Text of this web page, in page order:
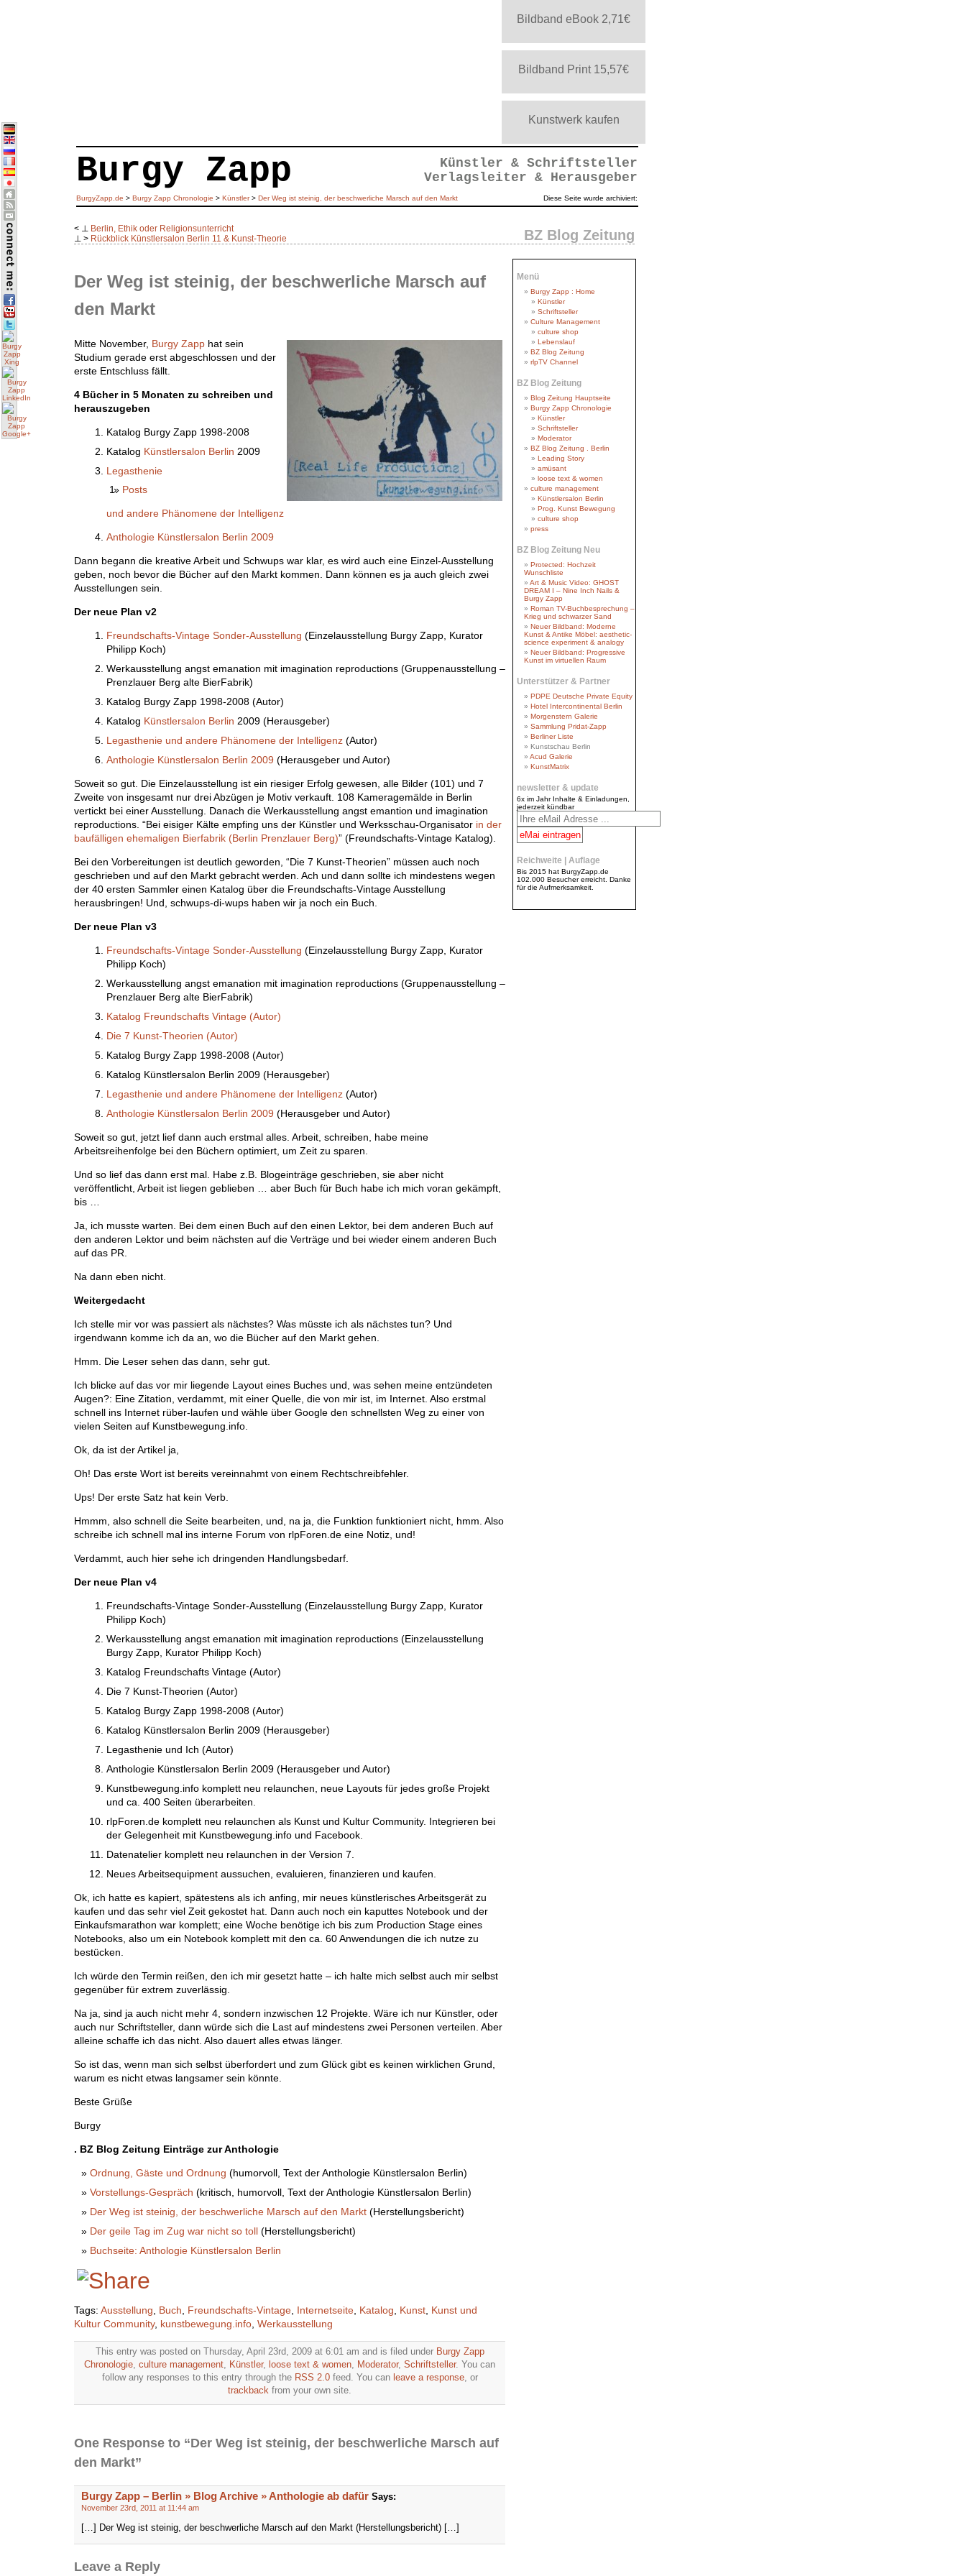
Bildband eBook 2,71€
Bildband Print 15,57€
Kunstwerk kaufen
Burgy Zapp
Künstler & Schriftsteller
Verlagsleiter & Herausgeber
Diese Seite wurde archiviert:
BurgyZapp.de > Burgy Zapp Chronologie > Künstler> Der Weg ist steinig, der beschwerliche Marsch auf den Markt
BZ Blog Zeitung
< ⊥ Berlin, Ethik oder Religionsunterricht
⊥ > Rückblick Künstlersalon Berlin 11 & Kunst-Theorie
Der Weg ist steinig, der beschwerliche Marsch auf
den Markt
Mitte November, Burgy Zapp hat sein
Studium gerade erst abgeschlossen und der
erste Entschluss fällt.
4 Bücher in 5 Monaten zu schreiben und
herauszugeben
Katalog Burgy Zapp 1998-2008
Katalog Künstlersalon Berlin 2009
Legasthenie
Posts
und andere Phänomene der Intelligenz
Anthologie Künstlersalon Berlin 2009
Dann begann die kreative Arbeit und Schwups war klar, es wird auch eine Einzel-Ausstellung
geben, noch bevor die Bücher auf den Markt kommen. Dann können es ja auch gleich zwei
Ausstellungen sein.
Der neue Plan v2
Freundschafts-Vintage Sonder-Ausstellung (Einzelausstellung Burgy Zapp, Kurator
Philipp Koch)
Werkausstellung angst emanation mit imagination reproductions (Gruppenausstellung –
Prenzlauer Berg alte BierFabrik)
Katalog Burgy Zapp 1998-2008 (Autor)
Katalog Künstlersalon Berlin 2009 (Herausgeber)
Legasthenie und andere Phänomene der Intelligenz (Autor)
Anthologie Künstlersalon Berlin 2009 (Herausgeber und Autor)
Soweit so gut. Die Einzelausstellung ist ein riesiger Erfolg gewesen, alle Bilder (101) und 7
Zweite von insgesamt nur drei Abzügen je Motiv verkauft. 108 Kameragemälde in Berlin
vertickt bei einer Ausstellung. Danach die Werkausstellung angst emantion und imagination
reproductions. “Bei eisiger Kälte empfing uns der Künstler und Werksschau-Organisator in der
baufälligen ehemaligen Bierfabrik (Berlin Prenzlauer Berg)” (Freundschafts-Vintage Katalog).
Bei den Vorbereitungen ist deutlich geworden, “Die 7 Kunst-Theorien” müssen auch noch
geschrieben und auf den Markt gebracht werden. Ach und dann sollte ich mindestens wegen
der 40 ersten Sammler einen Katalog über die Freundschafts-Vintage Ausstellung
herausbringen! Und, schwups-di-wups haben wir ja noch ein Buch.
Der neue Plan v3
Freundschafts-Vintage Sonder-Ausstellung (Einzelausstellung Burgy Zapp, Kurator
Philipp Koch)
Werkausstellung angst emanation mit imagination reproductions (Gruppenausstellung –
Prenzlauer Berg alte BierFabrik)
Katalog Freundschafts Vintage (Autor)
Die 7 Kunst-Theorien (Autor)
Katalog Burgy Zapp 1998-2008 (Autor)
Katalog Künstlersalon Berlin 2009 (Herausgeber)
Legasthenie und andere Phänomene der Intelligenz (Autor)
Anthologie Künstlersalon Berlin 2009 (Herausgeber und Autor)
Soweit so gut, jetzt lief dann auch erstmal alles. Arbeit, schreiben, habe meine
Arbeitsreihenfolge bei den Büchern optimiert, um Zeit zu sparen.
Und so lief das dann erst mal. Habe z.B. Blogeinträge geschrieben, sie aber nicht
veröffentlicht, Arbeit ist liegen geblieben … aber Buch für Buch habe ich mich voran gekämpft,
bis …
Ja, ich musste warten. Bei dem einen Buch auf den einen Lektor, bei dem anderen Buch auf
den anderen Lektor und beim nächsten auf die Verträge und bei wieder einem anderen Buch
auf das PR.
Na dann eben nicht.
Weitergedacht
Ich stelle mir vor was passiert als nächstes? Was müsste ich als nächstes tun? Und
irgendwann komme ich da an, wo die Bücher auf den Markt gehen.
Hmm. Die Leser sehen das dann, sehr gut.
Ich blicke auf das vor mir liegende Layout eines Buches und, was sehen meine entzündeten
Augen?: Eine Zitation, verdammt, mit einer Quelle, die von mir ist, im Internet. Also erstmal
schnell ins Internet rüber-laufen und wähle über Google den schnellsten Weg zu einer von
vielen Seiten auf Kunstbewegung.info.
Ok, da ist der Artikel ja,
Oh! Das erste Wort ist bereits vereinnahmt von einem Rechtschreibfehler.
Ups! Der erste Satz hat kein Verb.
Hmmm, also schnell die Seite bearbeiten, und, na ja, die Funktion funktioniert nicht, hmm. Also
schreibe ich schnell mal ins interne Forum von rlpForen.de eine Notiz, und!
Verdammt, auch hier sehe ich dringenden Handlungsbedarf.
Der neue Plan v4
Freundschafts-Vintage Sonder-Ausstellung (Einzelausstellung Burgy Zapp, Kurator
Philipp Koch)
Werkausstellung angst emanation mit imagination reproductions (Einzelausstellung
Burgy Zapp, Kurator Philipp Koch)
Katalog Freundschafts Vintage (Autor)
Die 7 Kunst-Theorien (Autor)
Katalog Burgy Zapp 1998-2008 (Autor)
Katalog Künstlersalon Berlin 2009 (Herausgeber)
Legasthenie und Ich (Autor)
Anthologie Künstlersalon Berlin 2009 (Herausgeber und Autor)
Kunstbewegung.info komplett neu relaunchen, neue Layouts für jedes große Projekt
und ca. 400 Seiten überarbeiten.
rlpForen.de komplett neu relaunchen als Kunst und Kultur Community. Integrieren bei
der Gelegenheit mit Kunstbewegung.info und Facebook.
Datenatelier komplett neu relaunchen in der Version 7.
Neues Arbeitsequipment aussuchen, evaluieren, finanzieren und kaufen.
Ok, ich hatte es kapiert, spätestens als ich anfing, mir neues künstlerisches Arbeitsgerät zu
kaufen und das sehr viel Zeit gekostet hat. Dann auch noch ein kaputtes Notebook und der
Einkaufsmarathon war komplett; eine Woche benötige ich bis zum Production Stage eines
Notebooks, also um ein Notebook komplett mit den ca. 60 Anwendungen die ich nutze zu
bestücken.
Ich würde den Termin reißen, den ich mir gesetzt hatte – ich halte mich selbst auch mir selbst
gegenüber für extrem zuverlässig.
Na ja, sind ja auch nicht mehr 4, sondern inzwischen 12 Projekte. Wäre ich nur Künstler, oder
auch nur Schriftsteller, dann würde sich die Last auf mindestens zwei Personen verteilen. Aber
alleine schaffe ich das nicht. Also dauert alles etwas länger.
So ist das, wenn man sich selbst überfordert und zum Glück gibt es keinen wirklichen Grund,
warum es nicht etwas langsamer sein könnte.
Beste Grüße
Burgy
. BZ Blog Zeitung Einträge zur Anthologie
Ordnung, Gäste und Ordnung (humorvoll, Text der Anthologie Künstlersalon Berlin)
Vorstellungs-Gespräch (kritisch, humorvoll, Text der Anthologie Künstlersalon Berlin)
Der Weg ist steinig, der beschwerliche Marsch auf den Markt (Herstellungsbericht)
Der geile Tag im Zug war nicht so toll (Herstellungsbericht)
Buchseite: Anthologie Künstlersalon Berlin
Tags: Ausstellung Buch Freundschafts-Vintage Internetseite Katalog Kunst Kunst und
Kultur Community, kunstbewegung.info Werkausstellung
This entry was posted on Thursday, April 23rd, 2009 at 6:01 am and is filed under Burgy Zapp
Chronologie culture management Künstler, loose text & women Moderator, Schriftsteller. You can
follow any responses to this entry through the RSS 2.0feed. You can leave a response, or
trackback from your own site.
One Response to “Der Weg ist steinig, der beschwerliche Marsch auf
den Markt”
Burgy Zapp – Berlin » Blog Archive » Anthologie ab dafür Says:
November 23rd, 2011 at 11:44 am
[…] Der Weg ist steinig, der beschwerliche Marsch auf den Markt (Herstellungsbericht) […]
Leave a Reply
Menü
Burgy Zapp : Home
Künstler
Schriftsteller
Culture Management
culture shop
Lebenslauf
BZ Blog Zeitung
rlpTV Channel
BZ Blog Zeitung
Blog Zeitung Hauptseite
Burgy Zapp Chronologie
Künstler
Schriftsteller
Moderator
BZ Blog Zeitung . Berlin
Leading Story
amüsant
loose text & women
culture management
Künstlersalon Berlin
Prog. Kunst Bewegung
culture shop
press
BZ Blog Zeitung Neu
Protected: Hochzeit
Wunschliste
Art & Music Video: GHOST
DREAM I – Nine Inch Nails &
Burgy Zapp
Roman TV-Buchbesprechung –
Krieg und schwarzer Sand
Neuer Bildband: Moderne
Kunst & Antike Möbel: aesthetic-
science experiment & analogy
Neuer Bildband: Progressive
Kunst im virtuellen Raum
Unterstützer & Partner
PDPE Deutsche Private Equity
Hotel Intercontinental Berlin
Morgenstern Galerie
Sammlung Pridat-Zapp
Berliner Liste
Kunstschau Berlin
Acud Galerie
KunstMatrix
newsletter & update
6x im Jahr Inhalte & Einladungen,
jederzeit kündbar
Reichweite | Auflage
Bis 2015 hat BurgyZapp.de
102.000 Besucher erreicht. Danke
für die Aufmerksamkeit.